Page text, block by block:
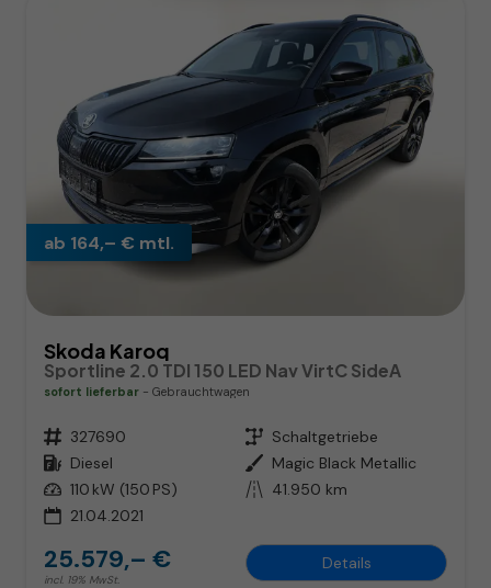
ab 164,– € mtl.
Skoda Karoq
Sportline 2.0 TDI 150 LED Nav VirtC SideA
sofort lieferbar Gebrauchtwagen
Fahrzeugnr. 327690 Getriebe Schaltgetriebe
Kraftstoff Diesel Außenfarbe Magic Black Metallic
Leistung 110 kW (150 PS) Kilometerstand 41.950 km
21.04.2021
25.579,– €
incl. 19% MwSt.
Details